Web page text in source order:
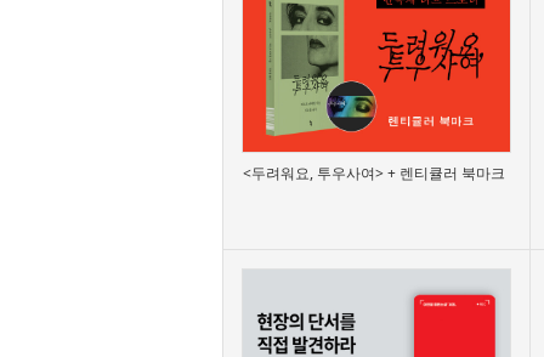
<두려워요, 투우사여> + 렌티큘러 북마크